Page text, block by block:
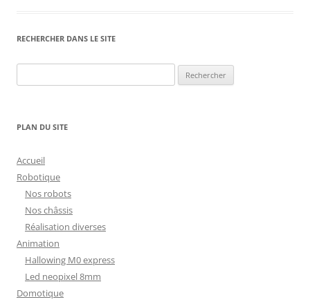
RECHERCHER DANS LE SITE
PLAN DU SITE
Accueil
Robotique
Nos robots
Nos châssis
Réalisation diverses
Animation
Hallowing M0 express
Led neopixel 8mm
Domotique